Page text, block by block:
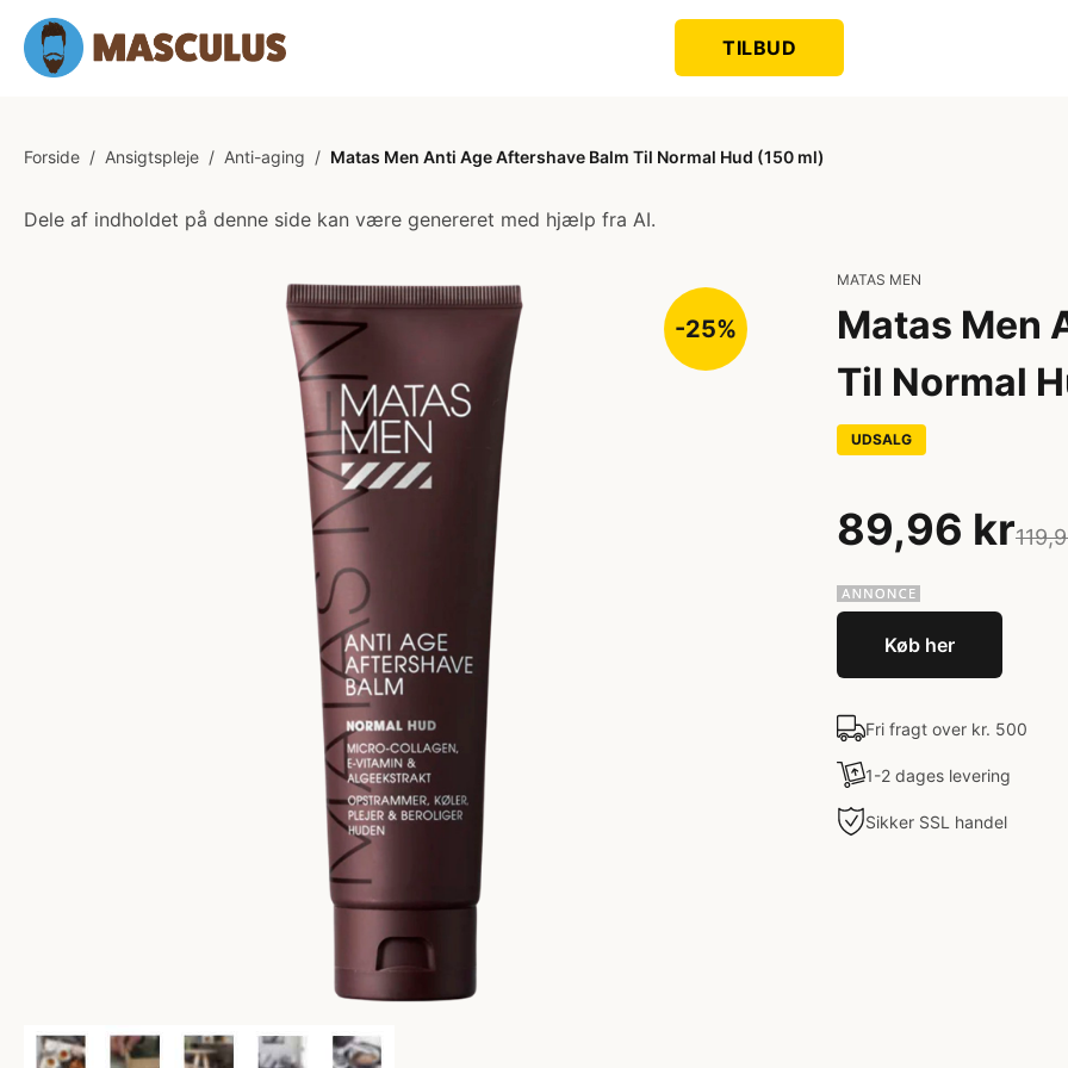
TILBUD
Forside / Ansigtspleje / Anti-aging / Matas Men Anti Age Aftershave Balm Til Normal Hud (150 ml)
Dele af indholdet på denne side kan være genereret med hjælp fra AI.
-25%
MATAS MEN
Matas Men
Til Normal
UDSALG
89,96 kr
Køb her
Fri fragt over kr. 500
1-2 dages levering
Sikker SSL handel